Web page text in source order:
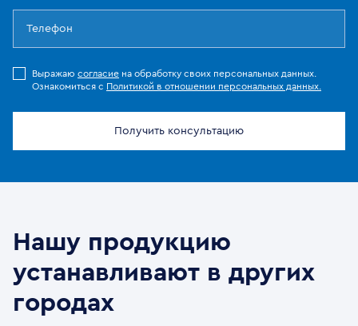
Выражаю согласие на обработку своих персональных данных.
Ознакомиться с Политикой в отношении персональных данных.
Получить консультацию
Нашу продукцию
устанавливают в других
городах